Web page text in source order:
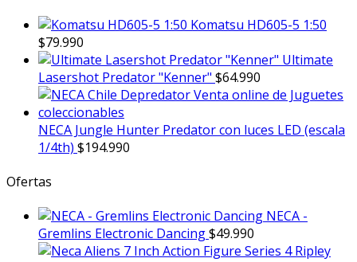
Komatsu HD605-5 1:50
$79.990
Ultimate
Lasershot Predator "Kenner" $64.990
NECA Jungle Hunter Predator con luces LED (escala
1/4th) $194.990
Ofertas
NECA -
Gremlins Electronic Dancing$49.990